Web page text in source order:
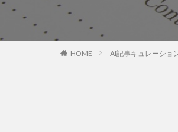
HOME AI記事キュレーショ